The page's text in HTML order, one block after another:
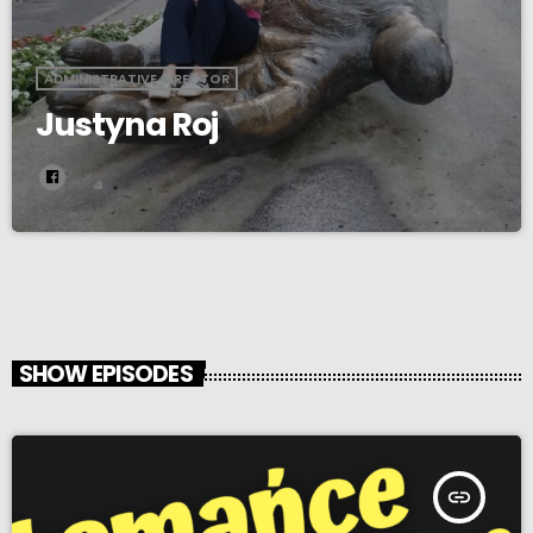
ADMINISTRATIVE DIRECTOR
Justyna Roj
SHOW EPISODES
insert_link